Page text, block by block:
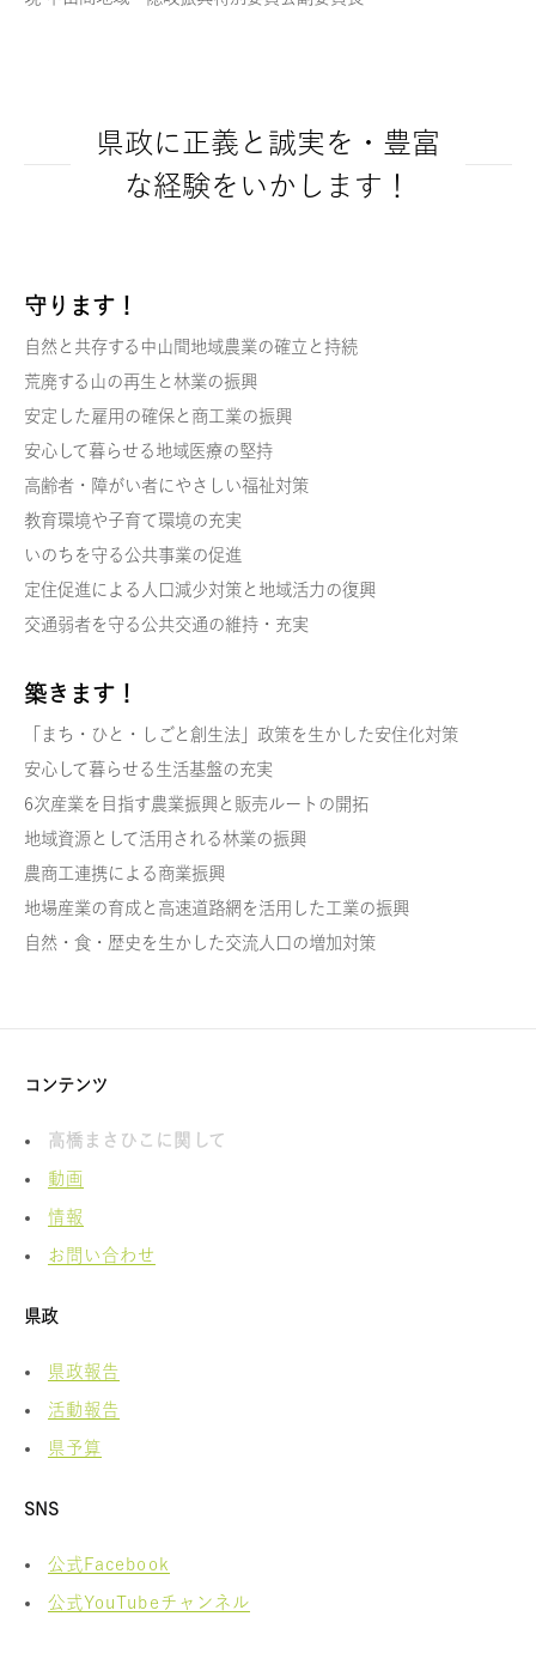
県政に正義と誠実を・豊富
な経験をいかします！
守ります！
自然と共存する中山間地域農業の確立と持続
荒廃する山の再生と林業の振興
安定した雇用の確保と商工業の振興
安心して暮らせる地域医療の堅持
高齢者・障がい者にやさしい福祉対策
教育環境や子育て環境の充実
いのちを守る公共事業の促進
定住促進による人口減少対策と地域活力の復興
交通弱者を守る公共交通の維持・充実
築きます！
「まち・ひと・しごと創生法」政策を生かした安住化対策
安心して暮らせる生活基盤の充実
6次産業を目指す農業振興と販売ルートの開拓
地域資源として活用される林業の振興
農商工連携による商業振興
地場産業の育成と高速道路網を活用した工業の振興
自然・食・歴史を生かした交流人口の増加対策
コンテンツ
高橋まさひこに関して
動画
情報
お問い合わせ
県政
県政報告
活動報告
県予算
SNS
公式Facebook
公式YouTubeチャンネル